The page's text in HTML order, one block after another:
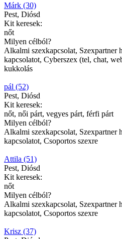
Márk (30)
Pest, Diósd
Kit keresek:
nőt
Milyen célból?
Alkalmi szexkapcsolat, Szexpartner
kapcsolatot, Cyberszex (tel, chat,
kukkolás
pál (52)
Pest, Diósd
Kit keresek:
nőt, női párt, vegyes párt, férfi párt
Milyen célból?
Alkalmi szexkapcsolat, Szexpartner
kapcsolatot, Csoportos szexre
Attila (51)
Pest, Diósd
Kit keresek:
nőt
Milyen célból?
Alkalmi szexkapcsolat, Szexpartner
kapcsolatot, Csoportos szexre
Krisz (37)